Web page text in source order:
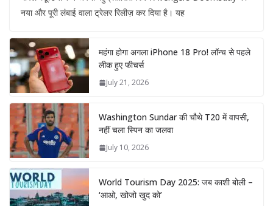
नया और पूरी लंबाई वाला ट्रेलर रिलीज़ कर दिया है। यह
महंगा होगा अगला iPhone 18 Pro! लॉन्च से पहले
लीक हुए फीचर्स
July 21, 2026
Washington Sundar की चौथे T20 में वापसी,
नहीं चला स्पिन का जलवा
July 10, 2026
World Tourism Day 2025: जब काशी बोली –
‘आओ, खोजो खुद को’